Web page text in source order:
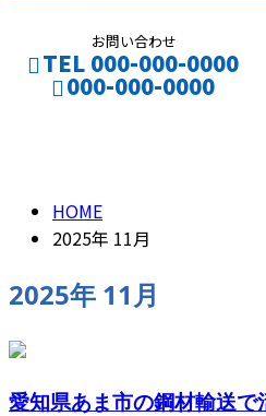
お問い合わせ
TEL 000-000-0000
000-000-0000
HOME
2025年 11月
2025年 11月
愛知県あま市の鋼材輸送